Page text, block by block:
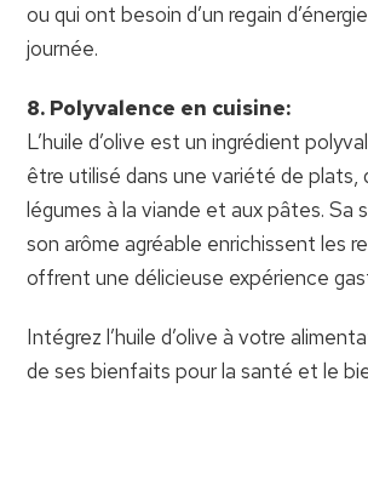
ou qui ont besoin d’un regain
journée.
8. Polyvalence en cuisine:
L’huile d’olive est un ingrédient
être utilisé dans une variété de plats,
légumes à la viande et aux pâtes. Sa
son arôme agréable enrichissent les
offrent une délicieuse expérience
Intégrez l’huile d’olive à votre
de ses bienfaits pour la santé et le